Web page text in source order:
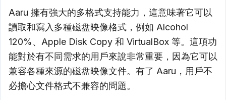
Aaru 擁有強大的多格式支持能力，這意味著它可以
讀取和寫入多種磁盘映像格式，例如 Alcohol
120%、Apple Disk Copy 和 VirtualBox 等。這項功
能對於有不同需求的用戶來說非常重要，因為它可以
兼容各種來源的磁盘映像文件。有了 Aaru，用戶不
必擔心文件格式不兼容的問題。